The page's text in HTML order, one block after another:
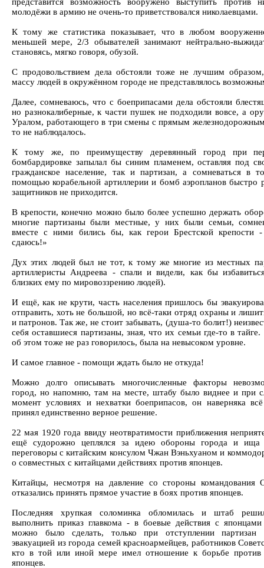
молодёжи в армию не очень-то приветствовался николаевцами.
К тому же статистика показывает, что в любом
меньшей мере, 2/3 обывателей занимают нейтрально-
становясь, мягко говоря, обузой.
С продовольствием дела обстояли тоже не лучшим
массу людей в окружённом городе не представлялось
Далее, сомневаюсь, что с боеприпасами дела обстояли
но разнокалиберные, к части пушек не подходили вовсе, а
Уралом, работающего в три смены с прямым
то не наблюдалось.
К тому же, по преимуществу деревянный город при
бомбардировке запылал бы синим пламенем, оставляя под
гражданское население, так и партизан, а сомневаться в
помощью корабельной артиллерии и бомб аэропланов быстро
защитников не приходится.
В крепости, конечно можно было более успешно держать
многие партизаны были местные, у них были семьи,
вместе с ними бились бы, как герои Брестской
сдаюсь!»
Дух этих людей был не тот, к тому же многие из местных
артиллеристы Андреева - спали и видели, как бы
близких ему по мировоззрению людей).
И ещё, как не крути, часть населения пришлось бы
отправить, хоть не большой, но всё-таки отряд охраны и
и патронов. Так же, не стоит забывать, (душа-то болит!)
себя оставшиеся партизаны, зная, что их семьи где-то в
об этом тоже не раз говорилось, была на невысоком уровне.
И самое главное - помощи ждать было не откуда!
Можно долго описывать многочисленные факторы
город, но напомню, там на месте, штабу было виднее и при
момент условиях и нехватки боеприпасов, он наверняка всё
принял единственно верное решение.
22 мая 1920 года ввиду неотвратимости приближения
ещё судорожно цеплялся за идею обороны города и ища
переговоры с китайским консулом Чжан Вэньхуаном и
о совместных с китайцами действиях против японцев.
Китайцы, несмотря на давление со стороны командования
отказались принять прямое участие в боях против японцев.
Последняя хрупкая соломинка обломилась и штаб
выполнить приказ главкома - в боевые действия с
можно было сделать, только при отступлении партизан
эвакуацией из города семей красноармейцев, работников
кто в той или иной мере имел отношение к борьбе против
японцев.